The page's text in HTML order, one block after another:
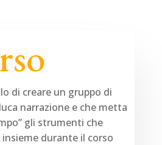
di creare un gruppo di
narrazione e che metta
gli strumenti che
durante il corso